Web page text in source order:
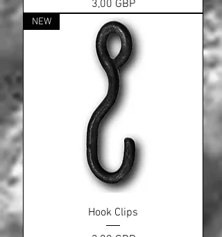
Ціна
3,00 GBP
NEW
Hook Clips